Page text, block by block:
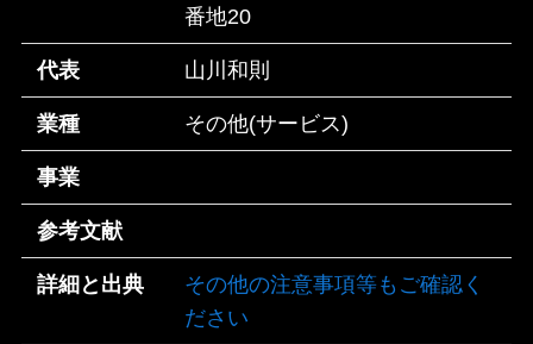
番地20
代表 山川和則
業種 その他(サービス)
事業
参考文献
詳細と出典
その他の注意事項等もご確認く
ださい